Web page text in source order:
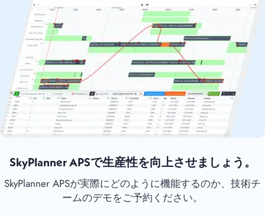
SkyPlanner APSで生産性を向上させましょう。
SkyPlanner APSが実際にどのように機能するのか、技術チ
ームのデモをご予約ください。